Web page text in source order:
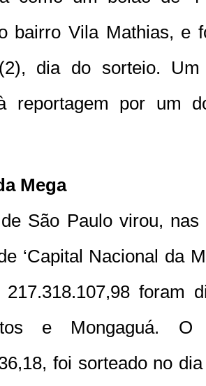
bairro Vila Mathias, e
dia do sorteio.
reportagem por um
Mega
São Paulo virou,
‘Capital Nacional da
foram
e Mongaguá.
foi sorteado no